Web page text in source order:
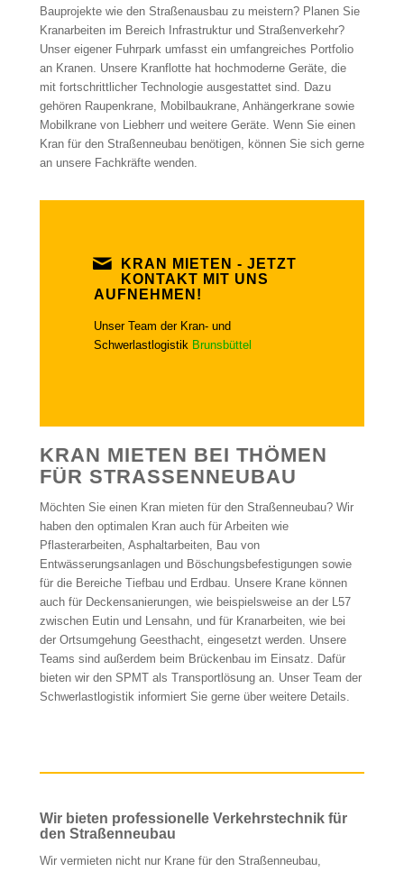
Bauprojekte wie den Straßenausbau zu meistern? Planen Sie
Kranarbeiten im Bereich Infrastruktur und Straßenverkehr?
Unser eigener Fuhrpark umfasst ein umfangreiches Portfolio
an Kranen. Unsere Kranflotte hat hochmoderne Geräte, die
mit fortschrittlicher Technologie ausgestattet sind. Dazu
gehören Raupenkrane, Mobilbaukrane, Anhängerkrane sowie
Mobilkrane von Liebherr und weitere Geräte. Wenn Sie einen
Kran für den Straßenneubau benötigen, können Sie sich gerne
an unsere Fachkräfte wenden.
KRAN MIETEN - JETZT
KONTAKT MIT UNS
AUFNEHMEN!
Unser Team der Kran- und
Schwerlastlogistik Brunsbüttel
KRAN MIETEN BEI THÖMEN
FÜR STRASSENNEUBAU
Möchten Sie einen Kran mieten für den Straßenneubau? Wir
haben den optimalen Kran auch für Arbeiten wie
Pflasterarbeiten, Asphaltarbeiten, Bau von
Entwässerungsanlagen und Böschungsbefestigungen sowie
für die Bereiche Tiefbau und Erdbau. Unsere Krane können
auch für Deckensanierungen, wie beispielsweise an der L57
zwischen Eutin und Lensahn, und für Kranarbeiten, wie bei
der Ortsumgehung Geesthacht, eingesetzt werden. Unsere
Teams sind außerdem beim Brückenbau im Einsatz. Dafür
bieten wir den SPMT als Transportlösung an. Unser Team der
Schwerlastlogistik informiert Sie gerne über weitere Details.
Wir bieten professionelle Verkehrstechnik für
den Straßenneubau
Wir vermieten nicht nur Krane für den Straßenneubau,